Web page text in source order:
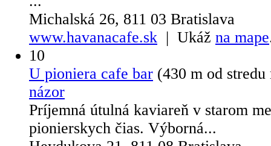
Michalská 26, 811 03 Bratislava
www.havanacafe.sk | Ukáž na mape
10
U pioniera cafe bar (430 m od
názor
Príjemná útulná kaviareň v starom
pionierskych čias. Výborná...